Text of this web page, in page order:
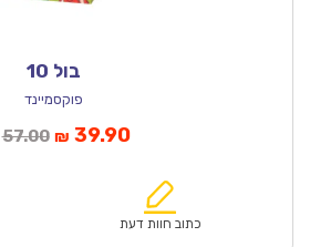
בול 10
פוקסמיינד
57.00המחיר
₪57.00.
₪ 39.90המחיר
הוא:
כתוב חוות דעת